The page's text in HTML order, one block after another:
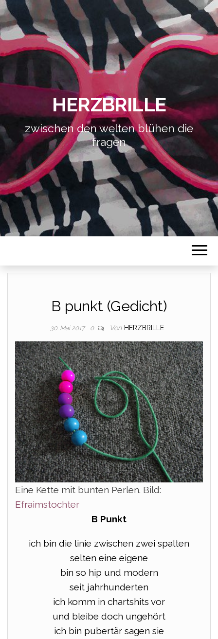
HERZBRILLE
zwischen den welten blühen die
fragen
B punkt (Gedicht)
30. Mai 2017 0 Von HERZBRILLE
Eine Kette mit bunten Perlen. Bild:
Efraimstochter
B Punkt
ich bin die linie zwischen zwei spalten
selten eine eigene
bin so hip und modern
seit jahrhunderten
ich komm in chartshits vor
und bleibe doch ungehört
ich bin pubertär sagen sie